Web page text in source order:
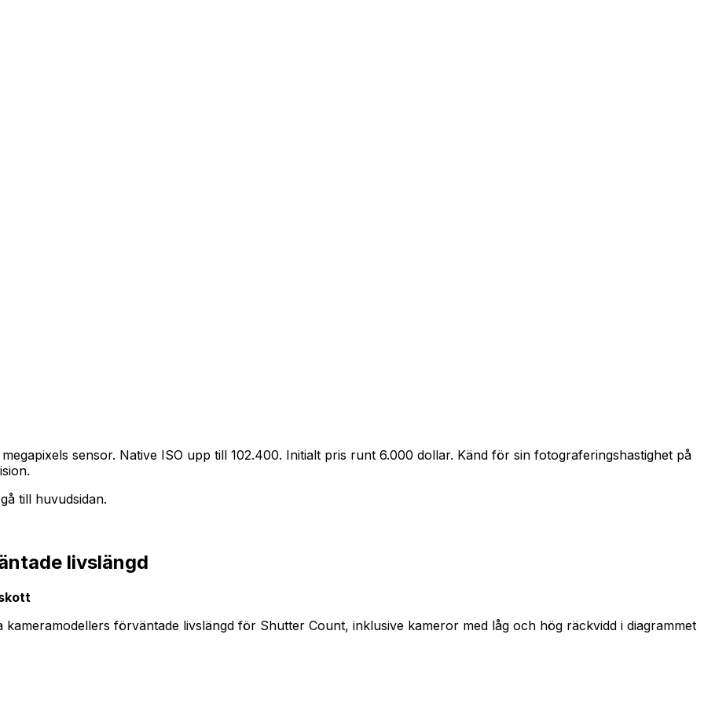
sensor. Native ISO upp till 102.400. Initialt pris runt 6.000 dollar. Känd för sin fotograferingshastighet på
till huvudsidan.
livslängd
förväntade livslängd för Shutter Count, inklusive kameror med låg och hög räckvidd i diagrammet